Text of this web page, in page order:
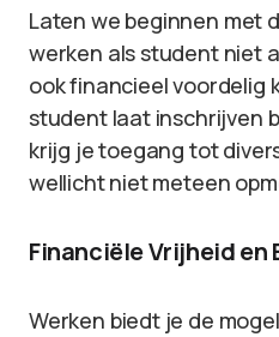
Laten we beginnen met
werken als student niet
ook financieel voordelig
student laat inschrijven
krijg je toegang tot
wellicht niet meteen
Financiële Vrijheid
Werken biedt je de